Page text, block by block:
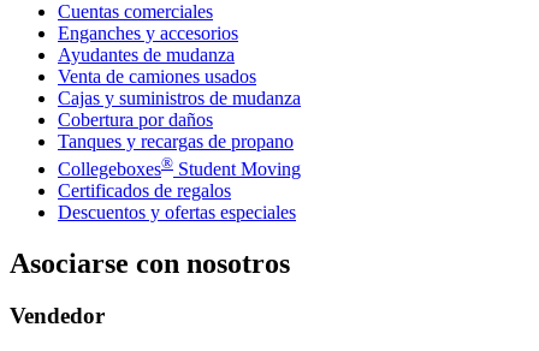
Cuentas comerciales
Enganches y accesorios
Ayudantes de mudanza
Venta de camiones usados
Cajas y suministros de mudanza
Cobertura por daños
Tanques y recargas de propano
Collegeboxes® Student Moving
Certificados de regalos
Descuentos y ofertas especiales
Asociarse con nosotros
Vendedor